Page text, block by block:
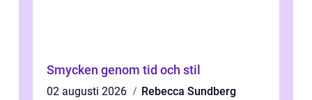
Smycken genom tid och stil
02 augusti 2026
Rebecca Sundberg